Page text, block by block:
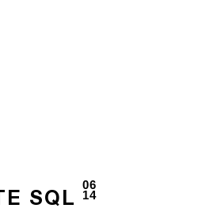
SQL
06
14